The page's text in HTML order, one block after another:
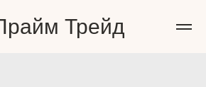
Трейд